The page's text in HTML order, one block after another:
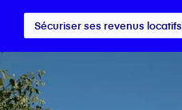
Sécuriser ses revenus locatifs